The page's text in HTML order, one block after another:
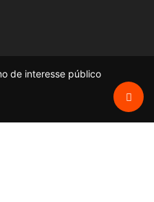
de interesse público